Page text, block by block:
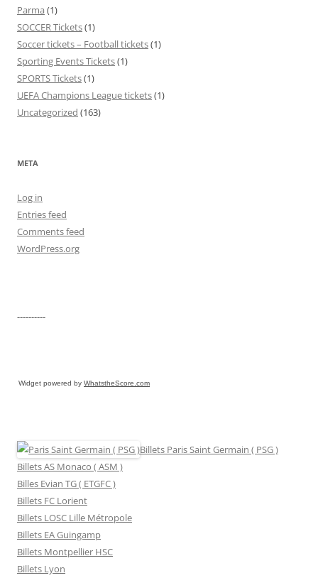
Parma (1)
SOCCER Tickets(1)
Soccer tickets – Football tickets(1)
Sporting Events Tickets(1)
SPORTS Tickets(1)
UEFA Champions League tickets(1)
Uncategorized (163)
META
Log in
Entries feed
Comments feed
WordPress.org
----------
Widget powered by WhatstheScore.com
Billets Paris Saint Germain ( PSG )
Billets AS Monaco ( ASM )
Billes Evian TG ( ETGFC )
Billets FC Lorient
Billets LOSC Lille Métropole
Billets EA Guingamp
Billets Montpellier HSC
Billets Lyon